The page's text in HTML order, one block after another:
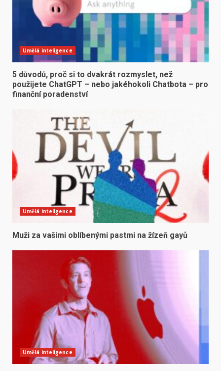
Umělá inteligence
5 důvodů, proč si to dvakrát rozmyslet, než
použijete ChatGPT – nebo jakéhokoli Chatbota – pro
finanční poradenství
Umělá inteligence
Muži za vašimi oblíbenými pastmi na žízeň gayů
Umělá inteligence